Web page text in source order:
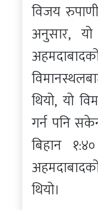
विजय
अनुसार,
थियो, यो
गर्न पनि
बिहान
थियो।